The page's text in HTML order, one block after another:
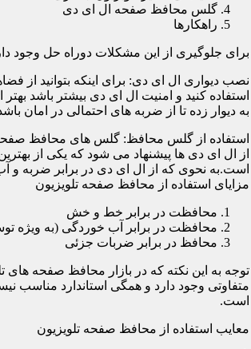
گلس محافظ صفحه ال ای دی
راهکارها
برای جلوگیری از این مشکلات دوراه حل وجود
نصب دیواری ال ای دی: برای اینکه بتوانید از
استفاده کنید و امنیت ال ای دی بیشتر باشد
به دیوار زده تا از ضربه های احتمالی در امان
استفاده از گلس محافظ: گلس های محافظ
از ال ای دی ها پیشنهاد می شود که یکی از
است.به نحوی که از ال ای دی در برابر ضربه
مزایای استفاده از محافظ صفحه تلویزیون
محافظت در برابر خط و خش
محافظت در برابر آب خوردگی (به ویژه
محافظ در برابر ضربات جزئی
توجه به این نکته که در بازار محافظ صفحه های
متفاوتی وجود دارد و همگی استاندارد مناسب
است.
معایب استفاده از محافظ صفحه تلویزیون